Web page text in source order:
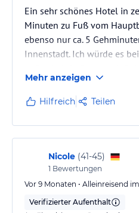
Ein sehr schönes Hotel in
Minuten zu Fuß vom
ebenso nur ca. 5
Innenstadt. Ich würde es
ziehen.
Mehr anzeigen
Hilfreich Teilen
Nicole (41-45)
1 Bewertungen
Vor 9 Monaten • Alleinreisend
Verifizierter Aufenthalt